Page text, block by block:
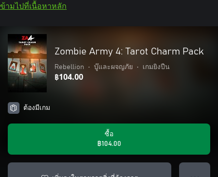
ข้ามไปที่เนื้อหาหลัก
Zombie Army 4: Tarot Charm Pack
Rebellion • บู๊และผจญภัย • เกมยิงปืน
฿104.00
ต้องมีเกม
ซื้อ
฿104.00